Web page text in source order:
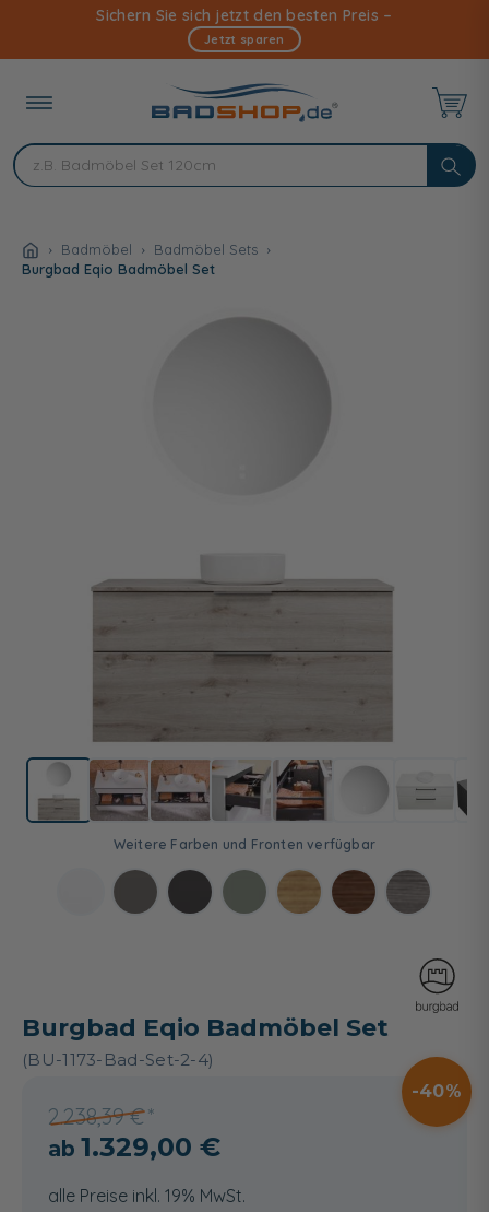
Inhalt
Sichern Sie sich jetzt den besten Preis –
Jetzt sparen
Badmöbel
Badmöbel Sets
Burgbad Eqio Badmöbel Set
Burgbad Eqio Badmöbel Set
(BU-1173-Bad-Set-2-4)
2.238,39 €
40
1.329,00 €
alle Preise inkl. 19% MwSt.